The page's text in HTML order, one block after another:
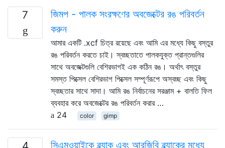
7
জিমপ - পালক সংরক্ষণের অবজেক্টের রঙ পরিবর্তন
করুন
আমার একটি .xcf চিত্র রয়েছে এবং আমি এর মধ্যে কিছু বস্তুর
রঙ পরিবর্তন করতে চাই। স্বচ্ছতাতে পালকযুক্ত প্রান্তগুলির
সাথে অবজেক্টগুলি বেশিরভাগই এক কঠিন রঙ। অর্থাৎ বস্তুর
সমস্ত পিক্সেল বেশিরভাগ পিক্সেল সম্পূর্ণরূপে অস্বচ্ছ এবং কিছু
স্বচ্ছতার সাথে সাদা। আমি রঙ নির্বাচনের সরঞ্জাম + বালতি ফিল
ব্যবহার করে অবজেক্টের রঙ পরিবর্তন করার …
24
color gimp
সিএমওয়াইকে ব্ল্যাক এবং আরজিবি ব্ল্যাকের মধ্যে